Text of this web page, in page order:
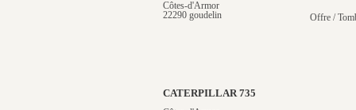
Côtes-d'Armor
22290 goudelin
Offre /
CATERPILLAR 735